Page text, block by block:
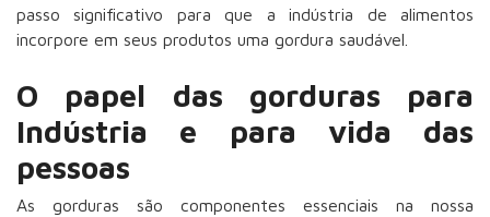
passo significativo para que a indústria de alimentos
incorpore em seus produtos uma gordura saudável
O papel das gorduras para
Indústria e para vida das
pessoas
As gorduras são componentes essenciais na nossa